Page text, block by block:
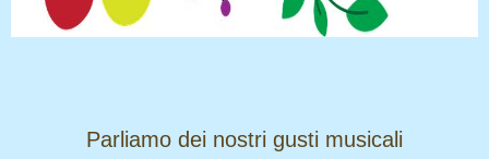
​​​​​​​Parliamo dei nostri gusti musicali